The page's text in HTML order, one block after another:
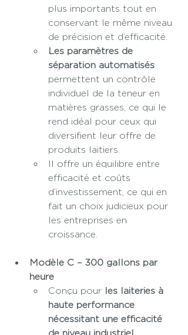
plus importants tout en
conservant le même niveau
de précision et d’efficacité.
Les paramètres de
séparation automatisés
permettent un contrôle
individuel de la teneur en
matières grasses, ce qui le
rend idéal pour ceux qui
diversifient leur offre de
produits laitiers.
Il offre un équilibre entre
efficacité et coûts
d’investissement, ce qui en
fait un choix judicieux pour
les entreprises en
croissance.
Modèle C – 300 gallons par
heure
Conçu pour les laiteries à
haute performance
nécessitant une efficacité